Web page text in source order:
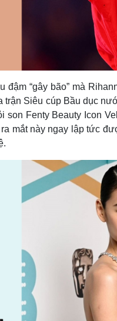
đậm “gây bão” mà
Siêu cúp Bầu dục
son Fenty Beauty Icon
mắt này ngay lập tức